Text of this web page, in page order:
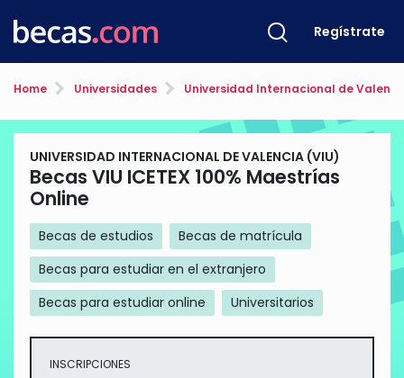
Regístrate
Home Universidades Universidad Internacional de
UNIVERSIDAD INTERNACIONAL DE VALENCIA (VIU)
Becas VIU ICETEX 100% Maestrías
Online
Becas de estudios
Becas de matrícula
Becas para estudiar en el extranjero
Becas para estudiar online
Universitarios
INSCRIPCIONES